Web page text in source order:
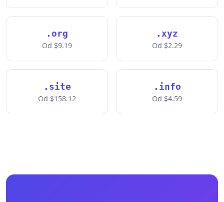
.org
Od $9.19
.xyz
Od $2.29
.site
Od $158.12
.info
Od $4.59